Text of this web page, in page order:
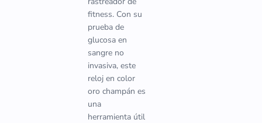
fitness. Con su
prueba de
glucosa en
sangre no
invasiva, este
reloj en color
oro champán es
una
herramienta útil